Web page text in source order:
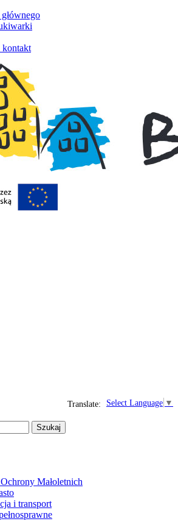
kontakt
Select Language ▼
Translate:
Szukaj
Małoletnich
i transport